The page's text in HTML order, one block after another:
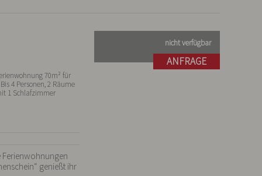
70m² für
4 Personen, 2 Räume
1 Schlafzimmer
Ferienwohnungen
genießt ihr
nicht verfügbar
ANFRAGE